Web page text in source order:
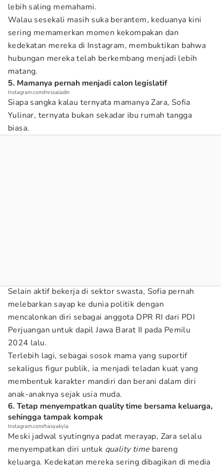
lebih saling memahami.
Walau sesekali masih suka berantem, keduanya kini
sering memamerkan momen kekompakan dan
kedekatan mereka di Instagram, membuktikan bahwa
hubungan mereka telah berkembang menjadi lebih
matang.
5. Mamanya pernah menjadi calon legislatif
Instagram.com/mrssaladin
Siapa sangka kalau ternyata mamanya Zara, Sofia
Yulinar, ternyata bukan sekadar ibu rumah tangga
biasa.
Selain aktif bekerja di sektor swasta, Sofia pernah
melebarkan sayap ke dunia politik dengan
mencalonkan diri sebagai anggota DPR RI dari PDI
Perjuangan untuk dapil Jawa Barat II pada Pemilu
2024 lalu.
Terlebih lagi, sebagai sosok mama yang suportif
sekaligus figur publik, ia menjadi teladan kuat yang
membentuk karakter mandiri dan berani dalam diri
anak-anaknya sejak usia muda.
6. Tetap menyempatkan quality time bersama keluarga,
sehingga tampak kompak
Instagram.com/hasyakyla
Meski jadwal syutingnya padat merayap, Zara selalu
menyempatkan diri untuk quality time bareng
keluarga. Kedekatan mereka sering dibagikan di media